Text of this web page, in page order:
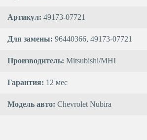
Артикул: 49173-07721
Для замены: 96440366, 49173-07721
Производитель: Mitsubishi/MHI
Гарантия: 12 мес
Модель авто: Chevrolet Nubira